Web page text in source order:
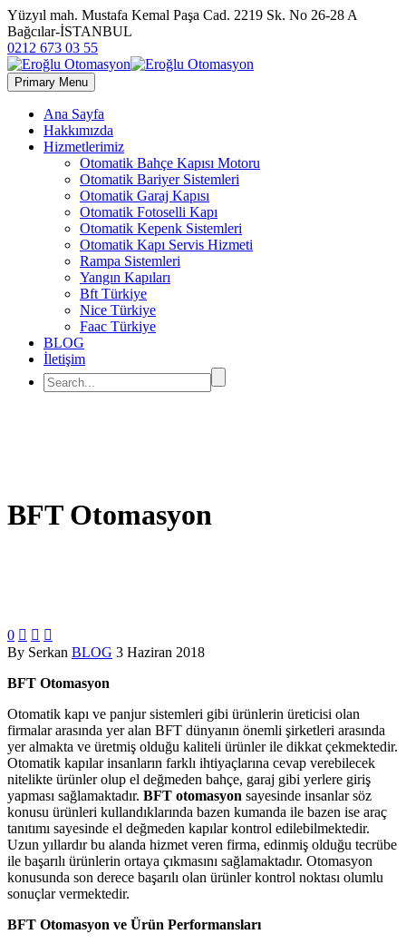
Yüzyıl mah. Mustafa Kemal Paşa Cad. 2219 Sk. No 26-28 A
Bağcılar-İSTANBUL
0212 673 03 55
Primary Menu
Ana Sayfa
Hakkımızda
Hizmetlerimiz
Otomatik Bahçe Kapısı Motoru
Otomatik Bariyer Sistemleri
Otomatik Garaj Kapısı
Otomatik Fotoselli Kapı
Otomatik Kepenk Sistemleri
Otomatik Kapı Servis Hizmeti
Rampa Sistemleri
Yangın Kapıları
Bft Türkiye
Nice Türkiye
Faac Türkiye
BLOG
İletişim
BFT Otomasyon
0   
By Serkan BLOG 3 Haziran 2018
BFT Otomasyon
Otomatik kapı ve panjur sistemleri gibi ürünlerin üreticisi olan
firmalar arasında yer alan BFT dünyanın önemli şirketleri arasında
yer almakta ve üretmiş olduğu kaliteli ürünler ile dikkat çekmektedir.
Otomatik kapılar insanların farklı ihtiyaçlarına cevap verebilecek
nitelikte ürünler olup el değmeden bahçe, garaj gibi yerlere giriş
yapması sağlamaktadır. BFT otomasyon sayesinde insanlar söz
konusu ürünleri kullandıklarında bazen kumanda ile bazen ise araç
tanıtımı sayesinde el değmeden kapılar kontrol edilebilmektedir.
Uzun yıllardır bu alanda hizmet veren firma, edinmiş olduğu tecrübe
ile başarılı ürünlerin ortaya çıkmasını sağlamaktadır. Otomasyon
konusunda son derece başarılı olan ürünler kontrol noktası olumlu
sonuçlar vermektedir.
BFT Otomasyon ve Ürün Performansları